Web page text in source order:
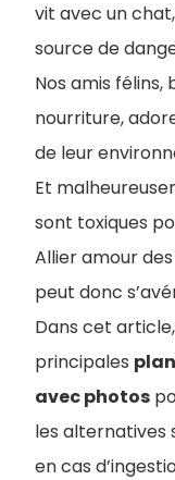
vit avec un
source de
Nos amis
nourriture,
de leur
Et
sont toxiques
Allier amour
peut donc
Dans cet
principales
avec photos
les alternatives
en cas